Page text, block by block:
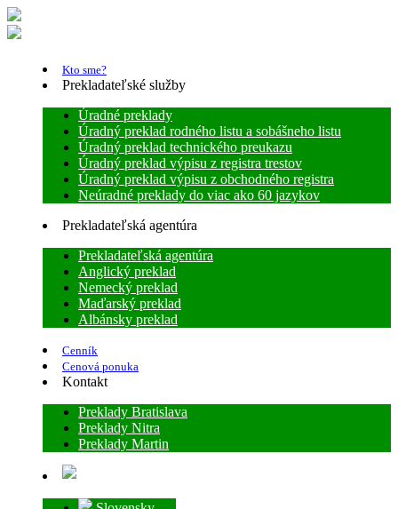
Kto sme?
Prekladateľské služby
Úradné preklady
Úradný preklad rodného listu a sobášneho listu
Úradný preklad technického preukazu
Úradný preklad výpisu z registra trestov
Úradný preklad výpisu z obchodného registra
Neúradné preklady do viac ako 60 jazykov
Prekladateľská agentúra
Prekladateľská agentúra
Anglický preklad
Nemecký preklad
Maďarský preklad
Albánsky preklad
Cenník
Cenová ponuka
Kontakt
Preklady Bratislava
Preklady Nitra
Preklady Martin